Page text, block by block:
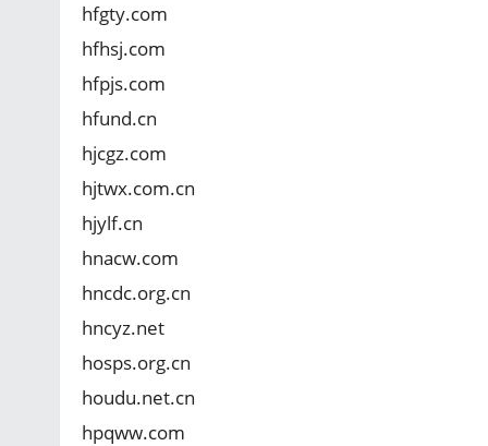
hfgty.com
hfhsj.com
hfpjs.com
hfund.cn
hjcgz.com
hjtwx.com.cn
hjylf.cn
hnacw.com
hncdc.org.cn
hncyz.net
hosps.org.cn
houdu.net.cn
hpqww.com